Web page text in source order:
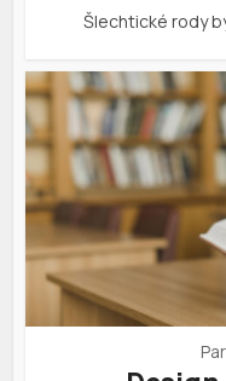
Šlechtické rody